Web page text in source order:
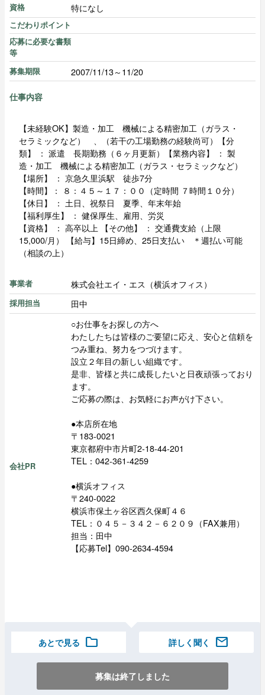
資格 特になし
こだわりポイント
応募に必要な書類
等
募集期限
2007/11/13～11/20
仕事内容
【未経験OK】製造・加工 機械による精密加工（ガラス・
セラミックなど） 、（若干の工場勤務の経験尚可）【分
類】 ： 派遣 長期勤務（６ヶ月更新）【業務内容】 ： 製
造・加工 機械による精密加工（ガラス・セラミックなど）
【場所】 ： 京急久里浜駅 徒歩7分
【時間】： ８：４５～１７：００（定時間 ７時間１０分）
【休日】 ： 土日、祝祭日 夏季、年末年始
【福利厚生】 ： 健保厚生、雇用、労災
【資格】 ： 高卒以上 【その他】 ： 交通費支給（上限
15,000/月） 【給与】15日締め、25日支払い ＊週払い可能
（相談の上）
事業者 株式会社エイ・エス（横浜オフィス）
採用担当 田中
会社PR
○お仕事をお探しの方へ
わたしたちは皆様のご要望に応え、安心と信頼を
つみ重ね、努力をつづけます。
設立２年目の新しい組織です。
是非、皆様と共に成長したいと日夜頑張っており
ます。
ご応募の際は、お気軽にお声がけ下さい。
●本店所在地
〒183-0021
東京都府中市片町2-18-44-201
TEL：042-361-4259
●横浜オフィス
〒240-0022
横浜市保土ヶ谷区西久保町４６
TEL：０４５－３４２－６２０９（FAX兼用）
担当：田中
【応募Tel】090-2634-4594
あとで見る folder 詳しく聞く mail
募集は終了しました